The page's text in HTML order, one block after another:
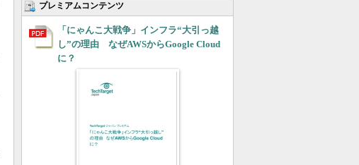
プレミアムコンテンツ
「にゃんこ大戦争」インフラ“大引っ越
し”の理由 なぜAWSからGoogle Cloud
に？